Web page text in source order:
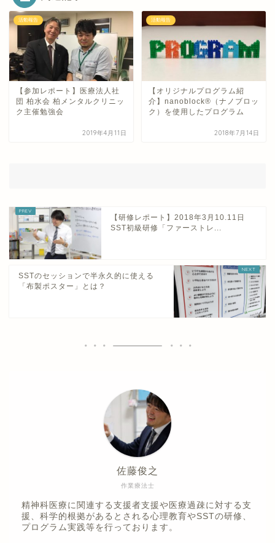
活動報告
【参加レポート】医療法人社
団 柏水会 柏メンタルクリニッ
ク主催勉強会
2019年4月11日
活動報告
【オリジナルプログラム紹
介】nanoblock®（ナノブロッ
ク）を使用したプログラム
2018年7月14日
【研修レポート】2018年3月10.11日
SST初級研修「ファーストレ...
SSTのセッションで半永久的に使える
「布製ポスター」とは？
作業療法士
佐藤俊之
精神科医療に関連する支援者支援や医療過疎に対する支
援、科学的根拠があるとされる心理教育やSSTの研修、
プログラム実践等を行っております。